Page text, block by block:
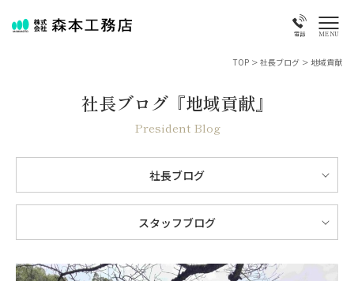
電話 MENU
TOP > 社長ブログ > 地域貢献
社長ブログ『地域貢献』
President Blog
社長ブログ
スタッフブログ